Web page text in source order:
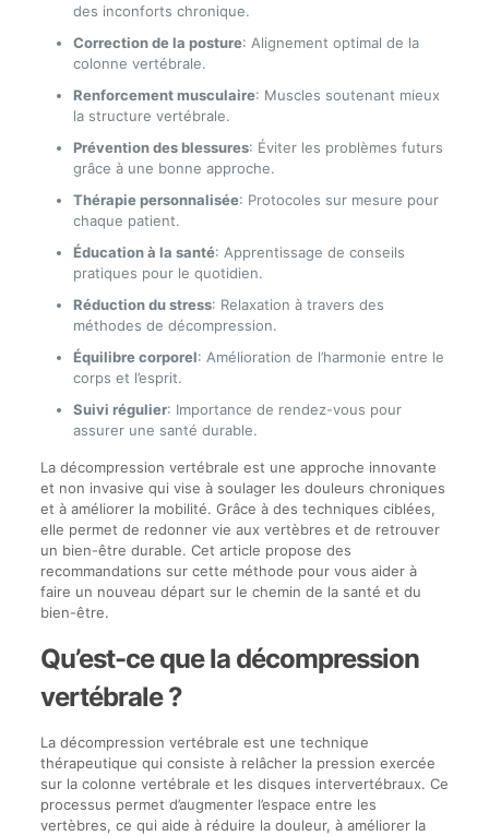
des inconforts chronique.
Correction de la posture: Alignement optimal de la
colonne vertébrale.
Renforcement musculaire: Muscles soutenant mieux
la structure vertébrale.
Prévention des blessures: Éviter les problèmes futurs
grâce à une bonne approche.
Thérapie personnalisée: Protocoles sur mesure pour
chaque patient.
Éducation à la santé: Apprentissage de conseils
pratiques pour le quotidien.
Réduction du stress: Relaxation à travers des
méthodes de décompression.
Équilibre corporel: Amélioration de l’harmonie entre le
corps et l’esprit.
Suivi régulier: Importance de rendez-vous pour
assurer une santé durable.
La décompression vertébrale est une approche innovante
et non invasive qui vise à soulager les douleurs chroniques
et à améliorer la mobilité. Grâce à des techniques ciblées,
elle permet de redonner vie aux vertèbres et de retrouver
un bien-être durable. Cet article propose des
recommandations sur cette méthode pour vous aider à
faire un nouveau départ sur le chemin de la santé et du
bien-être.
Qu’est-ce que la décompression
vertébrale ?
La décompression vertébrale est une technique
thérapeutique qui consiste à relâcher la pression exercée
sur la colonne vertébrale et les disques intervertébraux. Ce
processus permet d’augmenter l’espace entre les
vertèbres, ce qui aide à réduire la douleur, à améliorer la